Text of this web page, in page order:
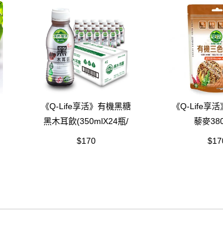
《Q-Life享活》有機黑糖
黑木耳飲(350mlX24瓶/
箱)
$170
《Q-Life享
藜麥